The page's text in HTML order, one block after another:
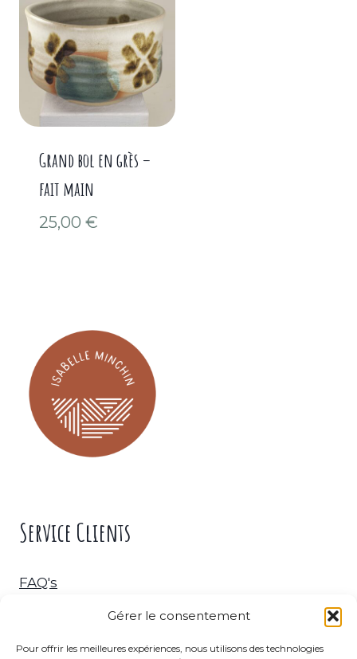
Gérer le consentement
Pour offrir les meilleures expériences, nous utilisons des technologies
Grand bol en grès –
fait main
25,00 €
Service Clients
FAQ's